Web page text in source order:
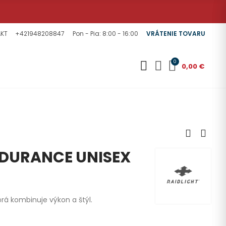
+421948208847 Pon - Pia: 8:00 - 16:00 VRÁTENIE TOVARU
0 0,00 €
UNISEX
kombinuje výkon a štýl.